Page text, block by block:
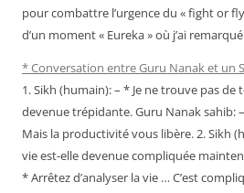
pour combattre l’urgence du « fight or
d’un moment « Eureka » où j’ai
* Conversation entre Guru Nanak et un
1. Sikh (humain): – * Je ne trouve pas de
devenue trépidante. Guru Nanak sahib:
Mais la productivité vous libère. 2. Sikh
vie est-elle devenue compliquée
* Arrêtez d’analyser la vie … C’est